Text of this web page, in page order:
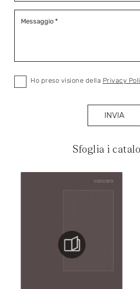
Sfoglia i
Ho preso visione della Privacy
INVIA